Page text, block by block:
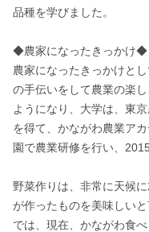
品種を学びました。
◆農家になったきっかけ◆
農家になったきっかけと
の手伝いをして農業の楽
ようになり、大学は、東
を得て、かながわ農業ア
園で農業研修を行い、
野菜作りは、非常に天候
が作ったものを美味しい
では、現在、かながわ食